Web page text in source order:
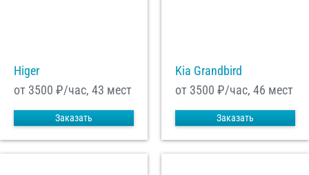
Higer
от 3500 ₽/час, 43 мест
Заказать
Kia Grandbird
от 3500 ₽/час, 46 мест
Заказать